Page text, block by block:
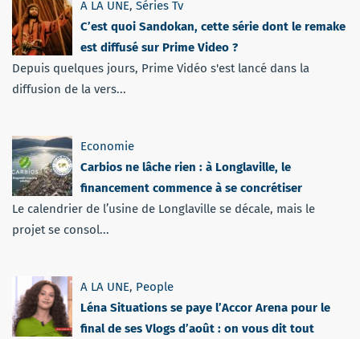
A LA UNE, Séries Tv
C’est quoi Sandokan, cette série dont le remake
est diffusé sur Prime Video ?
Depuis quelques jours, Prime Vidéo s'est lancé dans la
diffusion de la vers...
Economie
Carbios ne lâche rien : à Longlaville, le
financement commence à se concrétiser
Le calendrier de l’usine de Longlaville se décale, mais le
projet se consol...
A LA UNE, People
Léna Situations se paye l’Accor Arena pour le
final de ses Vlogs d’août : on vous dit tout